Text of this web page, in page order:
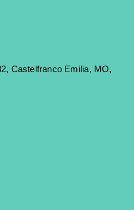
Castelfranco Emilia, MO,